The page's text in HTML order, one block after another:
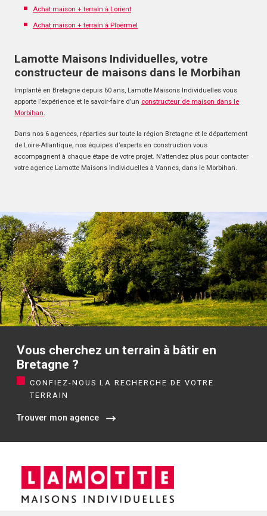
Achat maison + terrain à Lorient
Achat maison + terrain à Ploërmel
Lamotte Maisons Individuelles, votre
constructeur de maisons dans le Morbihan
Implanté en Bretagne depuis 60 ans, Lamotte Maisons Individuelles vous
apporte l’expérience et le savoir-faire d’un constructeur de maison dans le
Morbihan.
Dans nos 6 agences, réparties sur toute la région Bretagne et le département
de Loire-Atlantique, nos équipes d’experts en construction vous
accompagnent à chaque étape de votre projet. N’attendez plus pour contacter
votre agence Lamotte Maisons Individuelles à Vannes, dans le Morbihan.
Vous cherchez un terrain à bâtir en
Bretagne ?
CONFIEZ-NOUS LA RECHERCHE DE VOTRE
TERRAIN
Trouver mon agence